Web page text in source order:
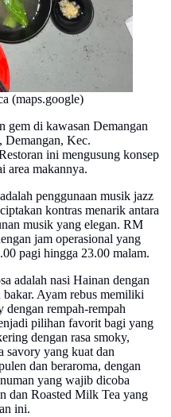
(maps.google)
gem di kawasan Demangan
Kec.
ini mengusung konsep
area makannya.
penggunaan musik jazz
kontras menarik antara
musik yang elegan. RM
jam operasional yang
pagi hingga 23.00 malam.
adalah nasi Hainan dengan
Ayam rebus memiliki
dengan rempah-rempah
pilihan favorit bagi yang
dengan rasa smoky,
savory yang kuat dan
dan beraroma, dengan
yang wajib dicoba
dan Roasted Milk Tea yang
ini.